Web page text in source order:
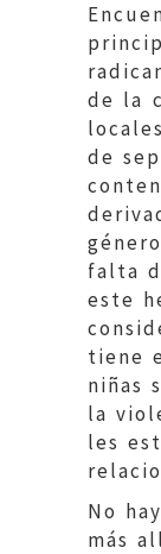
de la
de
falta
este
tiene
niñas
la
les
No
más